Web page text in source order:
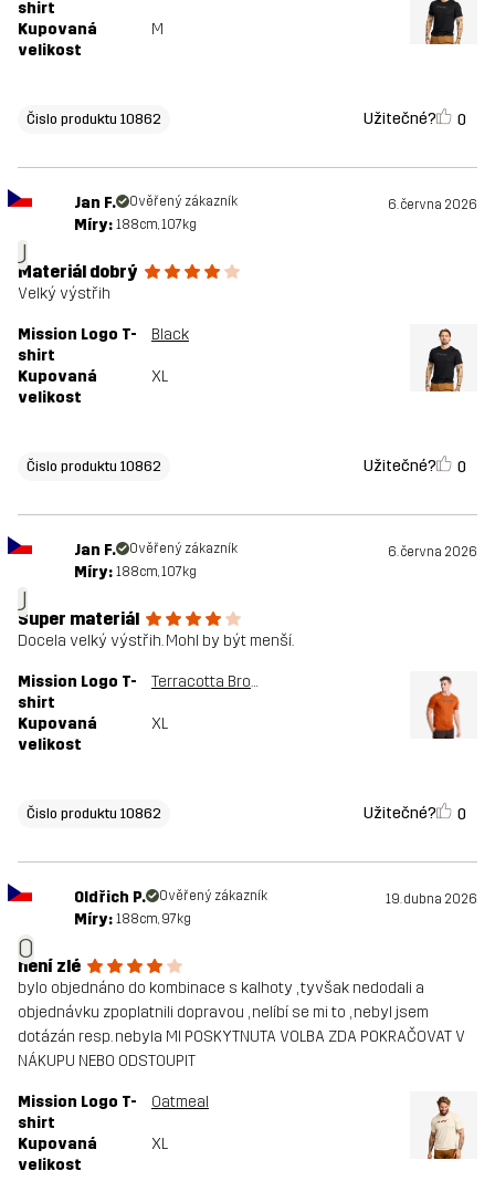
shirt
Kupovaná
velikost
M
Čislo produktu 10862 Užitečné? 0
J
Jan F. Ověřený zákazník 6. června 2026
Míry: 188cm, 107kg
Materiál dobrý
Velký výstřih
Mission Logo T-
shirt
Black
Kupovaná
velikost
XL
Čislo produktu 10862 Užitečné? 0
J
Jan F. Ověřený zákazník 6. června 2026
Míry: 188cm, 107kg
Super materiál
Docela velký výstřih. Mohl by být menší.
Mission Logo T-
shirt
Terracotta Brown
Kupovaná
velikost
XL
Čislo produktu 10862 Užitečné? 0
O
Oldřich P. Ověřený zákazník 19. dubna 2026
Míry: 188cm, 97kg
není zlé
bylo objednáno do kombinace s kalhoty , tyvšak nedodali a
objednávku zpoplatnili dopravou , nelíbí se mi to , nebyl jsem
dotázán resp. nebyla MI POSKYTNUTA VOLBA ZDA POKRAČOVAT V
NÁKUPU NEBO ODSTOUPIT
Mission Logo T-
shirt
Oatmeal
Kupovaná
velikost
XL